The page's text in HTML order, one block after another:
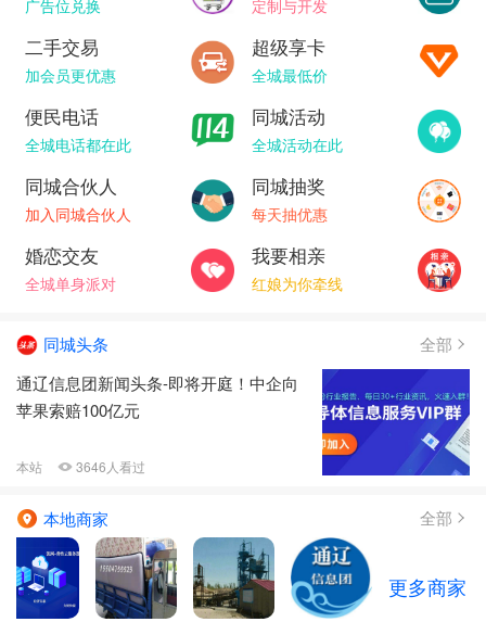
广告位兑换 定制与开发
二手交易
加会员更优惠
超级享卡
全城最低价
便民电话
全城电话都在此
同城活动
全城活动在此
同城合伙人
加入同城合伙人
同城抽奖
每天抽优惠
婚恋交友
全城单身派对
我要相亲
红娘为你牵线
同城头条
全部
通辽信息团新闻头条-即将开庭！中企向
苹果索赔100亿元
本站 3646人看过
本地商家 全部
更多商家